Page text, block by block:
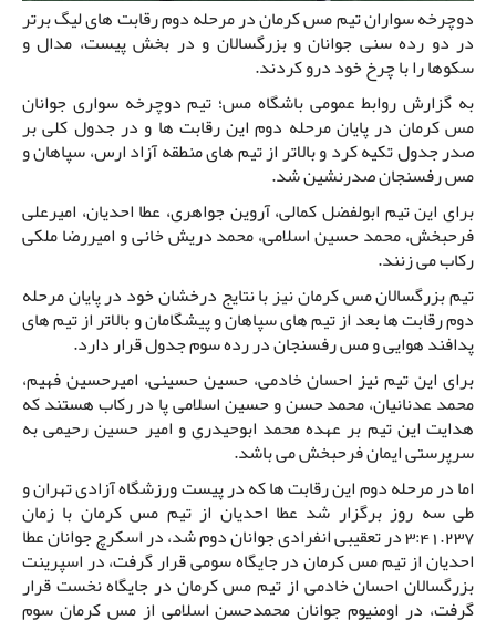
دوچرخه سواران تیم مس کرمان در مرحله دوم رقابت های لیگ برتر
در دو رده سنی جوانان و بزرگسالان و در بخش پیست، مدال و
سکوها را با چرخ خود درو کردند.
به گزارش روابط عمومی باشگاه مس؛ تیم دوچرخه سواری جوانان
مس کرمان در پایان مرحله دوم این رقابت ها و در جدول کلی بر
صدر جدول تکیه کرد و بالاتر از تیم های منطقه آزاد ارس، سپاهان و
مس رفسنجان صدرنشین شد.
برای این تیم ابولفضل کمالی، آروین جواهری، عطا احدیان، امیرعلی
فرحبخش، محمد حسین اسلامی، محمد دریش خانی و امیررضا ملکی
رکاب می زنند.
تیم بزرگسالان مس کرمان نیز با نتایج درخشان خود در پایان مرحله
دوم رقابت ها بعد از تیم های سپاهان و پیشگامان و بالاتر از تیم های
پدافند هوایی و مس رفسنجان در رده سوم جدول قرار دارد.
برای این تیم نیز احسان خادمی، حسین حسینی، امیرحسین فهیم،
محمد عدنانیان، محمد حسن و حسین اسلامی پا در رکاب هستند که
هدایت این تیم بر عهده محمد ابوحیدری و امیر حسین رحیمی به
سرپرستی ایمان فرحبخش می باشد.
اما در مرحله دوم این رقابت ها که در پیست ورزشگاه آزادی تهران و
طی سه روز برگزار شد عطا احدیان از تیم مس کرمان با زمان
3:41.237 در تعقیبی انفرادی جوانان دوم شد، در اسکرچ جوانان عطا
احدیان از تیم مس کرمان در جایگاه سومی قرار گرفت، در اسپرینت
بزرگسالان احسان خادمی از تیم مس کرمان در جایگاه نخست قرار
گرفت، در اومنیوم جوانان محمدحسن اسلامی از مس کرمان سوم